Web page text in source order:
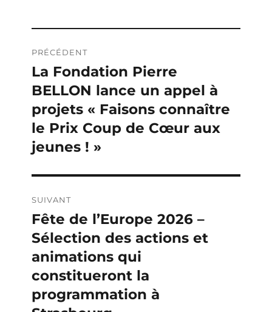
de
l’article
PRÉCÉDENT
Publication
précédente :
La Fondation Pierre
BELLON lance un appel à
projets « Faisons connaître
le Prix Coup de Cœur aux
jeunes ! »
SUIVANT
Publication
suivante :
Fête de l’Europe 2026 –
Sélection des actions et
animations qui
constitueront la
programmation à